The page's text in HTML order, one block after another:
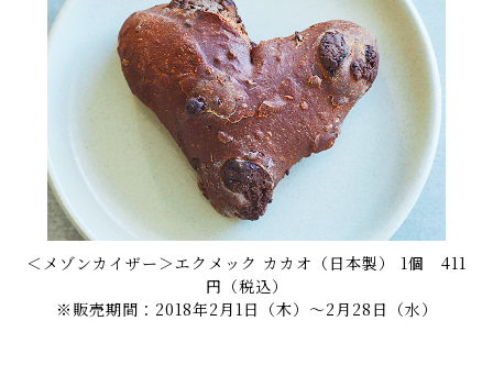
＜メゾンカイザー＞エクメック カカオ（日本製） 1個 411
円（税込）
※販売期間：2018年2月1日（木）～2月28日（水）